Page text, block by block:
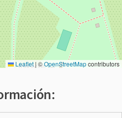
Leaflet |©OpenStreetMapcontributors